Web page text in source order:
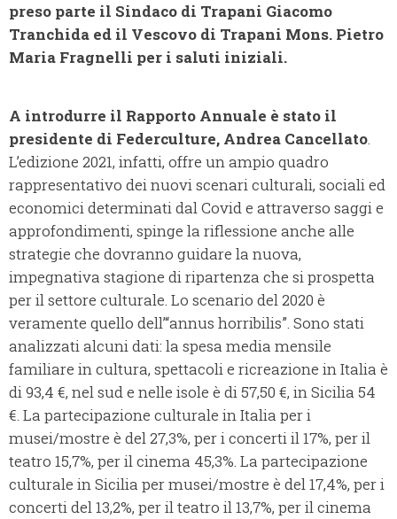
preso parte il Sindaco di Trapani Giacomo
Tranchida ed il Vescovo di Trapani Mons. Pietro
Maria Fragnelli per i saluti iniziali.
A introdurre il Rapporto Annuale è stato il
presidente di Federculture, Andrea Cancellato.
L’edizione 2021, infatti, offre un ampio quadro
rappresentativo dei nuovi scenari culturali, sociali ed
economici determinati dal Covid e attraverso saggi e
approfondimenti, spinge la riflessione anche alle
strategie che dovranno guidare la nuova,
impegnativa stagione di ripartenza che si prospetta
per il settore culturale. Lo scenario del 2020 è
veramente quello dell’“annus horribilis”. Sono stati
analizzati alcuni dati: la spesa media mensile
familiare in cultura, spettacoli e ricreazione in Italia è
di 93,4 €, nel sud e nelle isole è di 57,50 €, in Sicilia 54
€. La partecipazione culturale in Italia per i
musei/mostre è del 27,3%, per i concerti il 17%, per il
teatro 15,7%, per il cinema 45,3%. La partecipazione
culturale in Sicilia per musei/mostre è del 17,4%, per i
concerti del 13,2%, per il teatro il 13,7%, per il cinema